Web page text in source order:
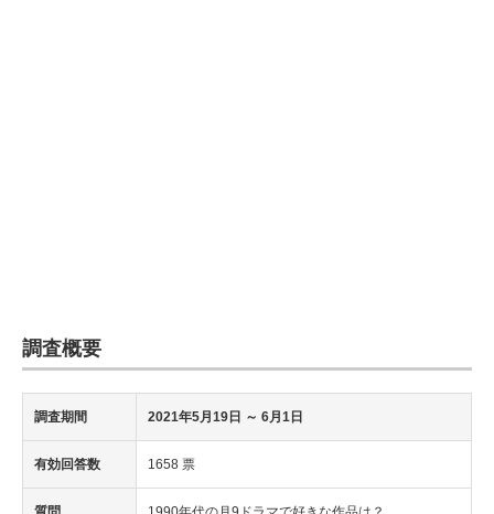
調査概要
調査期間 2021年5月19日 ～ 6月1日
有効回答数 1658 票